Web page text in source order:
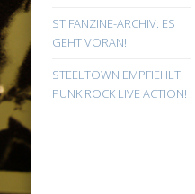
ST FANZINE-ARCHIV: ES
GEHT VORAN!
STEELTOWN EMPFIEHLT:
PUNK ROCK LIVE ACTION!